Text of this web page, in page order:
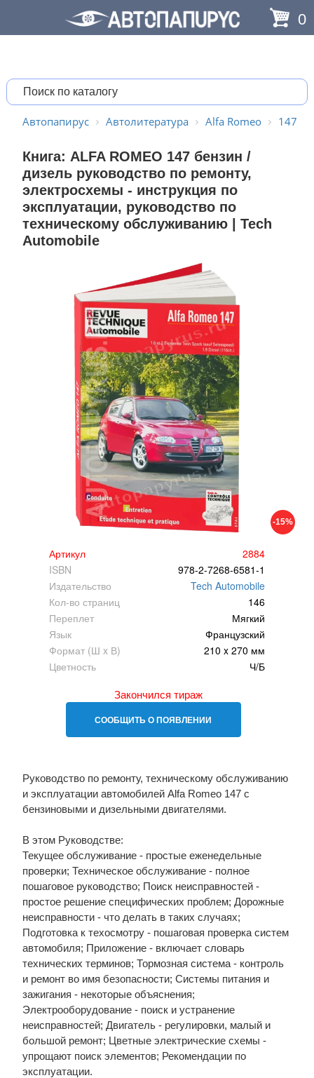
0
Автопапирус Автолитература Alfa Romeo 147
Книга: ALFA ROMEO 147 бензин /
дизель руководство по ремонту,
электросхемы - инструкция по
эксплуатации, руководство по
техническому обслуживанию | Tech
Automobile
-15%
Артикул
2884
ISBN
978-2-7268-6581-1
Издательство
Tech Automobile
Кол-во страниц
146
Переплет
Мягкий
Язык
Французский
Формат (Ш x В)
210 x 270 мм
Цветность
Ч/Б
Закончился тираж
СООБЩИТЬ О ПОЯВЛЕНИИ
Руководство по ремонту, техническому обслуживанию
и эксплуатации автомобилей Alfa Romeo 147 с
бензиновыми и дизельными двигателями.
В этом Руководстве:
Текущее обслуживание - простые еженедельные
проверки; Техническое обслуживание - полное
пошаговое руководство; Поиск неисправностей -
простое решение специфических проблем; Дорожные
неисправности - что делать в таких случаях;
Подготовка к техосмотру - пошаговая проверка систем
автомобиля; Приложение - включает словарь
технических терминов; Тормозная система - контроль
и ремонт во имя безопасности; Системы питания и
зажигания - некоторые объяснения;
Электрооборудование - поиск и устранение
неисправностей; Двигатель - регулировки, малый и
большой ремонт; Цветные электрические схемы -
упрощают поиск элементов; Рекомендации по
эксплуатации.